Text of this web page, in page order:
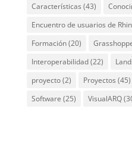
Características (43)
Encuentro de usuarios de
Formación(20)
Interoperabilidad(22)
proyecto(2) Proyectos (45)
Software (25) VisualARQ